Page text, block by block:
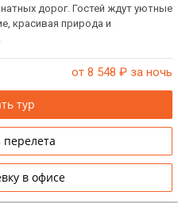
дорог. Гостей ждут уютные
красивая природа и
от 8 548 ₽ за ночь
тур
в офисе